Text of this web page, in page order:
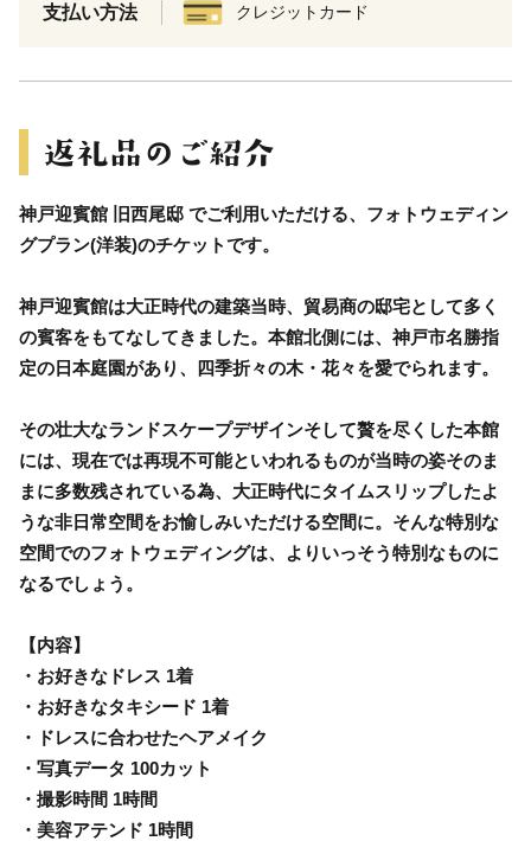
支払い方法 クレジットカード
神戸迎賓館 旧西尾邸 でご利用いただける、フォトウェディン
グプラン(洋装)のチケットです。
神戸迎賓館は大正時代の建築当時、貿易商の邸宅として多く
の賓客をもてなしてきました。本館北側には、神戸市名勝指
定の日本庭園があり、四季折々の木・花々を愛でられます。
その壮大なランドスケープデザインそして贅を尽くした本館
には、現在では再現不可能といわれるものが当時の姿そのま
まに多数残されている為、大正時代にタイムスリップしたよ
うな非日常空間をお愉しみいただける空間に。そんな特別な
空間でのフォトウェディングは、よりいっそう特別なものに
なるでしょう。
【内容】
・お好きなドレス 1着
・お好きなタキシード 1着
・ドレスに合わせたヘアメイク
・写真データ 100カット
・撮影時間 1時間
・美容アテンド 1時間